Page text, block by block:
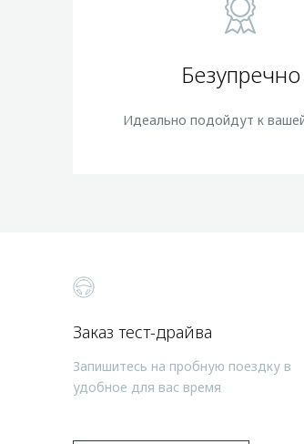
Безупречно
Идеально подойдут к
Заказ тест-драйва
Запишитесь на пробную поездку в
удобное для вас время